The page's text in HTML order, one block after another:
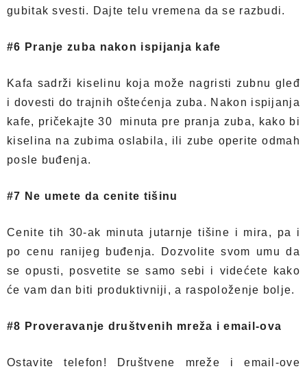
gubitak svesti. Dajte telu vremena da se razbudi.
#6 Pranje zuba nakon ispijanja kafe
Kafa sadrži kiselinu koja može nagristi zubnu gleđ
i dovesti do trajnih oštećenja zuba. Nakon ispijanja
kafe, pričekajte 30 minuta pre pranja zuba, kako bi
kiselina na zubima oslabila, ili zube operite odmah
posle buđenja.
#7 Ne umete da cenite tišinu
Cenite tih 30-ak minuta jutarnje tišine i mira, pa i
po cenu ranijeg buđenja. Dozvolite svom umu da
se opusti, posvetite se samo sebi i videćete kako
će vam dan biti produktivniji, a raspoloženje bolje.
#8 Proveravanje društvenih mreža i email-ova
Ostavite telefon! Društvene mreže i email-ove